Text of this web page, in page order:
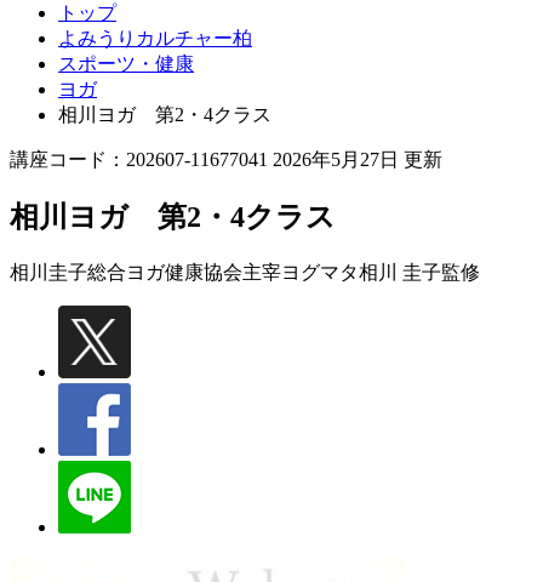
トップ
よみうりカルチャー柏
スポーツ・健康
ヨガ
相川ヨガ 第2・4クラス
講座コード：202607-11677041 2026年5月27日 更新
相川ヨガ 第2・4クラス
相川圭子総合ヨガ健康協会主宰ヨグマタ相川 圭子監修